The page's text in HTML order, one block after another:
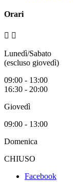
Orari
 
Lunedì/Sabato
(escluso giovedì)
09:00 - 13:00
16:30 - 20:00
Giovedì
09:00 - 13:00
Domenica
CHIUSO
Facebook